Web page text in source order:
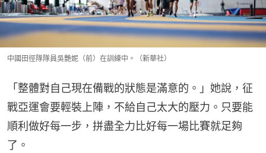
中國田徑隊隊員吳艷妮（前）在訓練中。（新華社）
「整體對自己現在備戰的狀態是滿意的。」她說，征
戰亞運會要輕裝上陣，不給自己太大的壓力。只要能
順利做好每一步，拼盡全力比好每一場比賽就足夠
了。